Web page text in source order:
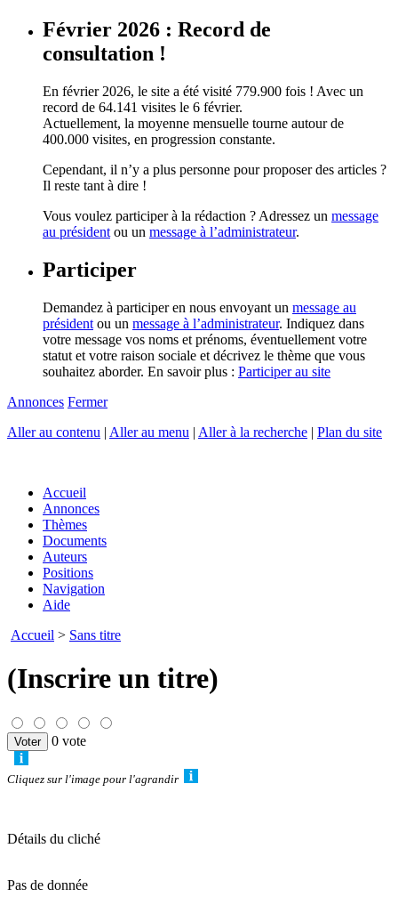
Février 2026 : Record de
consultation !
En février 2026, le site a été visité 779.900 fois ! Avec un
record de 64.141 visites le 6 février.
Actuellement, la moyenne mensuelle tourne autour de
400.000 visites, en progression constante.
Cependant, il n’y a plus personne pour proposer des articles ?
Il reste tant à dire !
Vous voulez participer à la rédaction ? Adressez un message
au président ou un message à l’administrateur.
Participer
Demandez à participer en nous envoyant un message au
président ou un message à l’administrateur. Indiquez dans
votre message vos noms et prénoms, éventuellement votre
statut et votre raison sociale et décrivez le thème que vous
souhaitez aborder. En savoir plus : Participer au site
Annonces Fermer
Aller au contenu | Aller au menu | Aller à la recherche | Plan du site
Accueil
Annonces
Thèmes
Documents
Auteurs
Positions
Navigation
Aide
Accueil > Sans titre
(Inscrire un titre)
0 vote
Cliquez sur l'image pour l'agrandir
Détails du cliché
Pas de donnée